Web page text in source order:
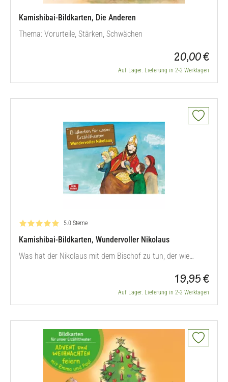
Kamishibai-Bildkarten, Die Anderen
Thema: Vorurteile, Stärken, Schwächen
20,00 €
Auf Lager. Lieferung in 2-3 Werktagen
Bewertung: 5.0 von 5
5.0 Sterne
Kamishibai-Bildkarten, Wundervoller Nikolaus
Was hat der Nikolaus mit dem Bischof zu tun, der wie
Bildkarten bringen den Kindern das Leben und Wirken des
wundervollen Bischofs Nikolaus näher. 12 Bildkarten, mit
Textvorlage, DIN A3, fester 300 g-Karton TIPP: Sie wollen
19,95 €
Auf Lager. Lieferung in 2-3 Werktagen